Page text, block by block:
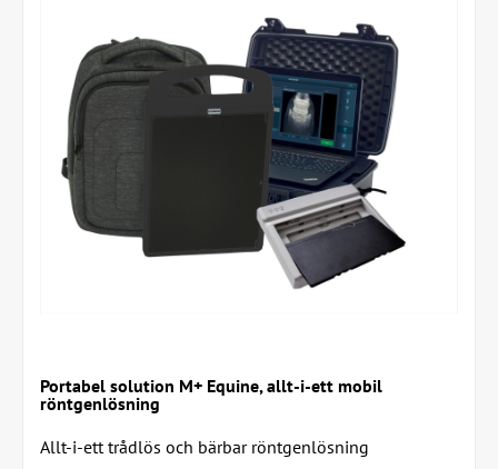
Portabel solution M+ Equine, allt-i-ett mobil
röntgenlösning
Allt-i-ett trådlös och bärbar röntgenlösning